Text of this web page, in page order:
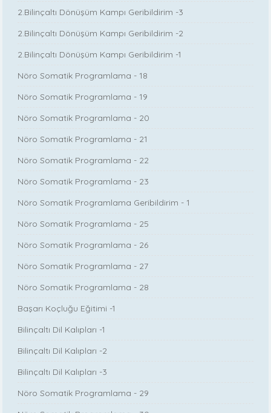
2.Bilinçaltı Dönüşüm Kampı Geribildirim -3
2.Bilinçaltı Dönüşüm Kampı Geribildirim -2
2.Bilinçaltı Dönüşüm Kampı Geribildirim -1
Nöro Somatik Programlama - 18
Nöro Somatik Programlama - 19
Nöro Somatik Programlama - 20
Nöro Somatik Programlama - 21
Nöro Somatik Programlama - 22
Nöro Somatik Programlama - 23
Nöro Somatik Programlama Geribildirim - 1
Nöro Somatik Programlama - 25
Nöro Somatik Programlama - 26
Nöro Somatik Programlama - 27
Nöro Somatik Programlama - 28
Başarı Koçluğu Eğitimi -1
Bilinçaltı Dil Kalıpları -1
Bilinçaltı Dil Kalıpları -2
Bilinçaltı Dil Kalıpları -3
Nöro Somatik Programlama - 29